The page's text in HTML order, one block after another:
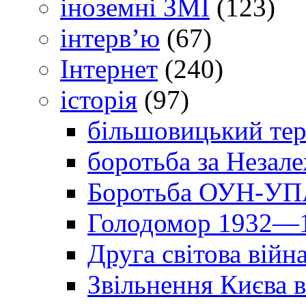
іноземні ЗМІ (123)
інтерв’ю (67)
Інтернет (240)
історія (97)
більшовицький
боротьба за
Боротьба ОУН-УПА
Голодомор
Друга світова
Звільнення Києва